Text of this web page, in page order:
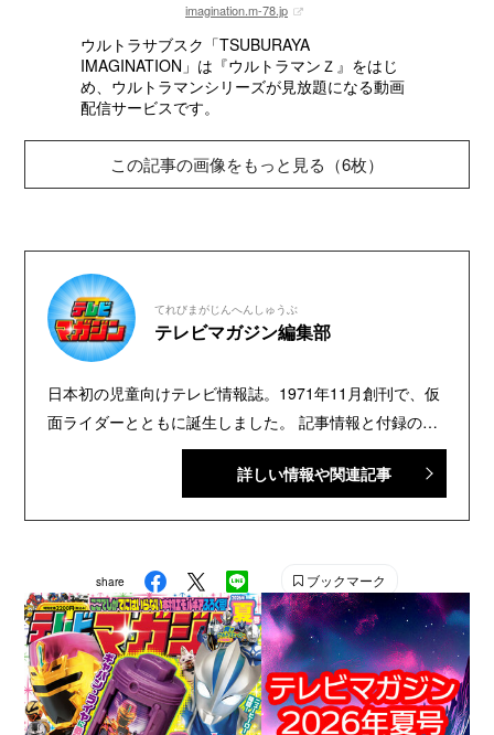
imagination.m-78.jp
ウルトラサブスク「TSUBURAYA
IMAGINATION」は『ウルトラマンＺ』をはじ
め、ウルトラマンシリーズが見放題になる動画
配信サービスです。
この記事の画像をもっと見る（6枚）
てれびまがじんへんしゅうぶ
テレビマガジン編集部
日本初の児童向けテレビ情報誌。1971年11月創刊で、仮
面ライダーとともに誕生しました。 記事情報と付録の詳
細は、YouTubeの『テレビマガジン 公式動画チャンネ
ル』で配信中。講談社発行の幼年・児童・少年・少女向
雑誌です。 【SNS】 X（旧Twitter）：@tele_maga
Instagram：＠tele_maga
詳しい情報や関連記事
share ブックマーク